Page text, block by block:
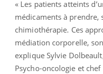
« Les patients atteints
médicaments à prendre,
chimiothérapie. Ces
médiation corporelle,
explique Sylvie
Psycho-oncologie et